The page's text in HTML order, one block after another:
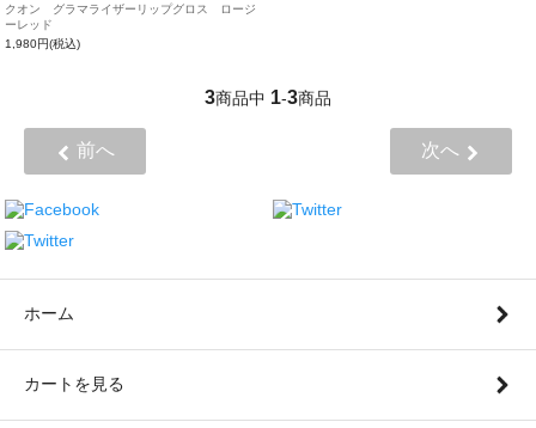
クオン グラマライザーリップグロス ロージ
ーレッド
1,980円(税込)
3商品中 1-3商品
前へ 次へ
ホーム
カートを見る